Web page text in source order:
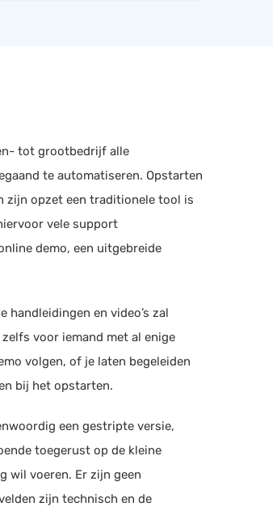
tot grootbedrijf alle
te automatiseren. Opstarten
zijn opzet een traditionele tool is
vele support
demo, een uitgebreide
en video’s zal
voor iemand met al enige
volgen, of je laten begeleiden
bij het opstarten.
een gestripte versie,
toegerust op de kleine
wil voeren. Er zijn geen
zijn technisch en de